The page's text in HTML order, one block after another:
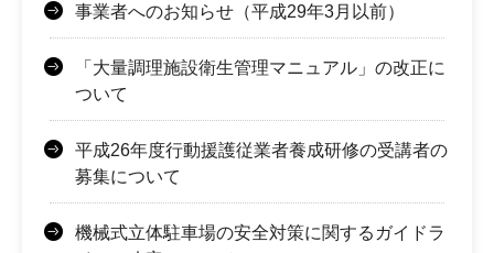
事業者へのお知らせ（平成29年3月以前）
「大量調理施設衛生管理マニュアル」の改正に
ついて
平成26年度行動援護従業者養成研修の受講者の
募集について
機械式立体駐車場の安全対策に関するガイドラ